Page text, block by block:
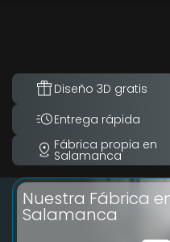
Diseño 3D gratis
Entrega rápida
Fábrica propia en
Salamanca
Nuestra Fábrica
Salamanca